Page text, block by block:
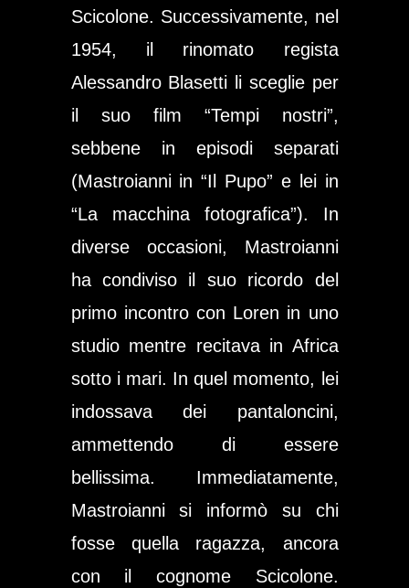
Scicolone. Successivamente, nel
1954, il rinomato regista
Alessandro Blasetti li sceglie per
il suo film “Tempi nostri”,
sebbene in episodi separati
(Mastroianni in “Il Pupo” e lei in
“La macchina fotografica”). In
diverse occasioni, Mastroianni
ha condiviso il suo ricordo del
primo incontro con Loren in uno
studio mentre recitava in Africa
sotto i mari. In quel momento, lei
indossava dei pantaloncini,
ammettendo di essere
bellissima. Immediatamente,
Mastroianni si informò su chi
fosse quella ragazza, ancora
con il cognome Scicolone.